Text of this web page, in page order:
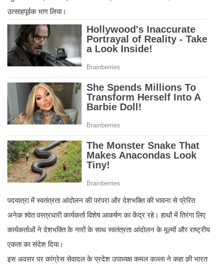
उत्साहपूर्वक भाग लिया।
पदयात्रा में स्वतंत्रता आंदोलन की परंपरा और देशभक्ति की भावना से प्रेरित
अनेक श्वेत वस्त्रधारी कार्यकर्ता विशेष आकर्षण का केंद्र रहे। हाथों में तिरंगा लिए
कार्यकर्ताओं ने देशभक्ति के नारों के साथ स्वतंत्रता आंदोलन के मूल्यों और राष्ट्रीय
एकता का संदेश दिया।
इस अवसर पर कांग्रेस सेवादल के प्रदेश उपाध्यक्ष कमल कल्ला ने कहा क़ी भारत